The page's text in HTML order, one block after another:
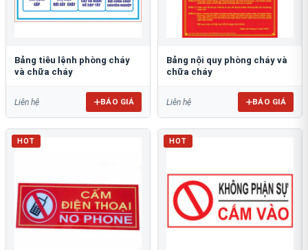
Bảng tiêu lệnh phòng cháy
và chữa cháy
Liên hệ BÁO GIÁ
Bảng nội quy phòng cháy và
chữa cháy
Liên hệ BÁO GIÁ
HOT HOT